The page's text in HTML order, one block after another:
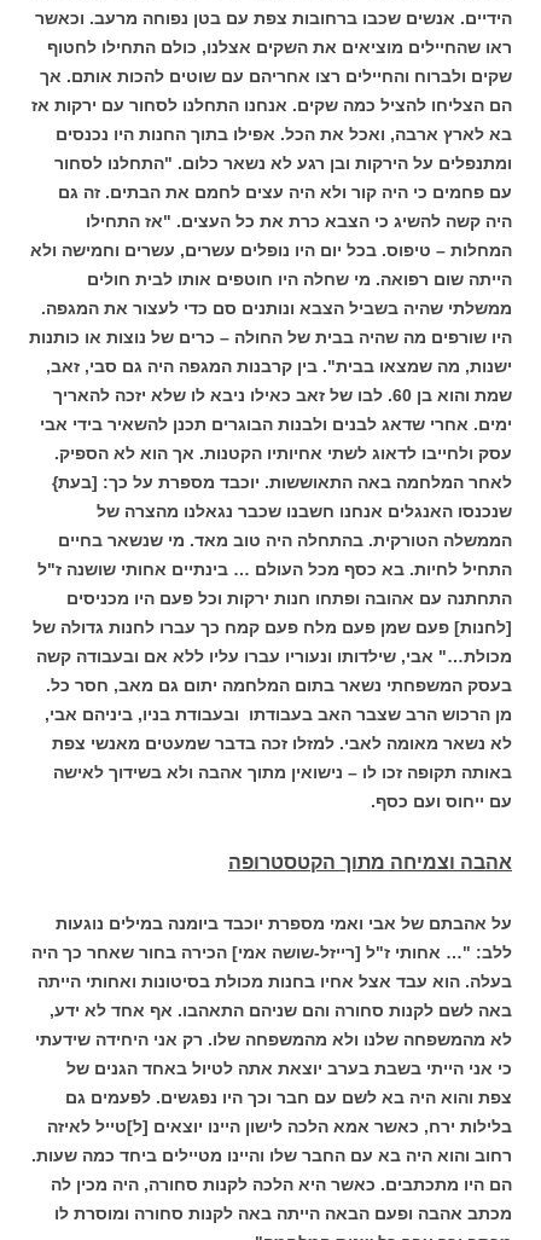
הידיים. אנשים שכבו ברחובות צפת עם בטן נפוחה מרעב. וכאשר
ראו שהחיילים מוציאים את השקים אצלנו, כולם התחילו לחטוף
שקים ולברוח והחיילים רצו אחריהם עם שוטים להכות אותם. אך
הם הצליחו להציל כמה שקים. אנחנו התחלנו לסחור עם ירקות אז
בא לארץ ארבה, ואכל את הכל. אפילו בתוך החנות היו נכנסים
ומתנפלים על הירקות ובן רגע לא נשאר כלום. "התחלנו לסחור
עם פחמים כי היה קור ולא היה עצים לחמם את הבתים. זה גם
היה קשה להשיג כי הצבא כרת את כל העצים. "אז התחילו
המחלות – טיפוס. בכל יום היו נופלים עשרים, עשרים וחמישה ולא
הייתה שום רפואה. מי שחלה היו חוטפים אותו לבית חולים
ממשלתי שהיה בשביל הצבא ונותנים סם כדי לעצור את המגפה.
היו שורפים מה שהיה בבית של החולה – כרים של נוצות או כותנות
ישנות, מה שמצאו בבית". בין קרבנות המגפה היה גם סבי, זאב,
שמת והוא בן 60.
לבו של זאב כאילו ניבא לו שלא יזכה להאריך
ימים. אחרי שדאג לבנים ולבנות הבוגרים תכנן להשאיר בידי אבי
עסק ולחייבו לדאוג לשתי אחיותיו הקטנות. אך הוא לא הספיק.
לאחר המלחמה באה התאוששות. יוכבד מספרת על כך: [בעת}
שנכנסו האנגלים אנחנו חשבנו שכבר נגאלנו מהצרה של
הממשלה הטורקית. בהתחלה היה טוב מאד. מי שנשאר בחיים
התחיל לחיות. בא כסף מכל העולם … בינתיים אחותי שושנה ז"ל
התחתנה עם אהובה ופתחו חנות ירקות וכל פעם היו מכניסים
[לחנות] פעם שמן פעם מלח פעם קמח כך עברו לחנות גדולה של
מכולת…" אבי, שילדותו ונעוריו עברו עליו ללא אם ובעבודה קשה
בעסק המשפחתי נשאר בתום המלחמה יתום גם מאב, חסר כל.
מן הרכוש הרב שצבר האב בעבודתו ובעבודת בניו, ביניהם אבי,
לא נשאר מאומה לאבי. למזלו זכה בדבר שמעטים מאנשי צפת
באותה תקופה זכו לו – נישואין מתוך אהבה ולא בשידוך לאישה
עם ייחוס ועם כסף.
אהבה וצמיחה מתוך הקטסטרופה
על אהבתם של אבי ואמי מספרת יוכבד ביומנה במילים נוגעות
ללב: "… אחותי ז"ל [רייזל-שושה אמי] הכירה בחור שאחר כך היה
בעלה. הוא עבד אצל אחיו בחנות מכולת בסיטונות ואחותי הייתה
באה לשם לקנות סחורה והם שניהם התאהבו. אף אחד לא ידע,
לא מהמשפחה שלנו ולא מהמשפחה שלו. רק אני היחידה שידעתי
כי אני הייתי בשבת בערב יוצאת אתה לטיול באחד הגנים של
צפת והוא היה בא לשם עם חבר וכך היו נפגשים. לפעמים גם
בלילות ירח, כאשר אמא הלכה לישון היינו יוצאים [ל]טייל לאיזה
רחוב והוא היה בא עם החבר שלו והיינו מטיילים ביחד כמה שעות.
הם היו מתכתבים. כאשר היא הלכה לקנות סחורה, היה מכין לה
מכתב אהבה ופעם הבאה הייתה באה לקנות סחורה ומוסרת לו